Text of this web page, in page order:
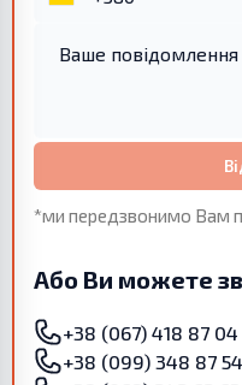
*ми передзвонимо Вам
Або Ви можете
+38 (067) 418 87 04
+38 (099) 348 87 54